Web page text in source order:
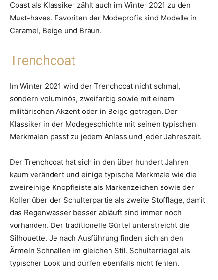
Coast als Klassiker zählt auch im Winter 2021 zu den
Must-haves. Favoriten der Modeprofis sind Modelle in
Caramel, Beige und Braun.
Trenchcoat
Im Winter 2021 wird der Trenchcoat nicht schmal,
sondern voluminös, zweifarbig sowie mit einem
militärischen Akzent oder in Beige getragen. Der
Klassiker in der Modegeschichte mit seinen typischen
Merkmalen passt zu jedem Anlass und jeder Jahreszeit.
Der Trenchcoat hat sich in den über hundert Jahren
kaum verändert und einige typische Merkmale wie die
zweireihige Knopfleiste als Markenzeichen sowie der
Koller über der Schulterpartie als zweite Stofflage, damit
das Regenwasser besser abläuft sind immer noch
vorhanden. Der traditionelle Gürtel unterstreicht die
Silhouette. Je nach Ausführung finden sich an den
Ärmeln Schnallen im gleichen Stil. Schulterriegel als
typischer Look und dürfen ebenfalls nicht fehlen.